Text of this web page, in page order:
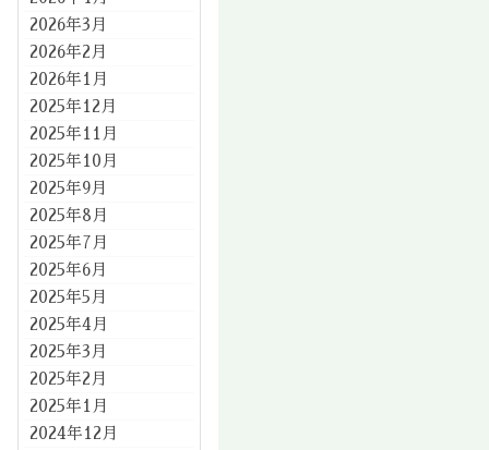
2026年3月
2026年2月
2026年1月
2025年12月
2025年11月
2025年10月
2025年9月
2025年8月
2025年7月
2025年6月
2025年5月
2025年4月
2025年3月
2025年2月
2025年1月
2024年12月